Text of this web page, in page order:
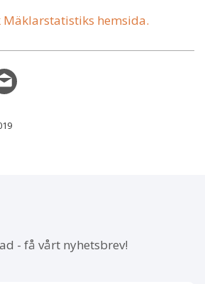
Mäklarstatistiks hemsida.
- få vårt nyhetsbrev!